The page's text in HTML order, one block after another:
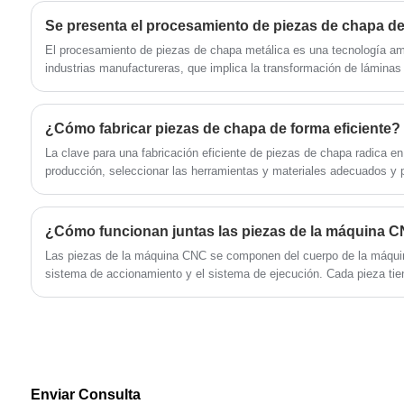
inoxidable o remaches de cobre
personalizados, les ofreceremos un espectro
completo de servicios satisfechos, ya que
realmente creemos en la filosofía de servicio
características de ser liviano, duradero y
hermoso, y es un elemento indispensable en
los baños familiares modernos.
El procesamiento de piezas de chapa metálica es una tecnología
industrias manufactureras, que implica la transformación de
encuentran aplicaciones en diversos sectores, incluidos la
construcción y el aeroespacial. En este artículo, profundizamos en
conformado de piezas de chapa metálica, describiendo los pasos y
comunes.
¿Cómo fabricar piezas de chapa de forma eficiente?
La clave para una fabricación eficiente de piezas de chapa radica
producción, seleccionar las herramientas y materiales adecuados y
¿Cómo funcionan juntas las piezas de la máquina
Las piezas de la máquina CNC se componen del cuerpo de la
sistema de accionamiento y el sistema de ejecución. Cada pieza
Enviar Consulta